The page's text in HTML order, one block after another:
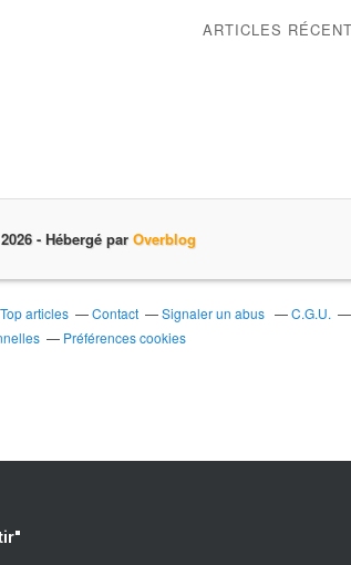
ARTICLES
- Hébergé par Overblog
Top articles Contact Signaler un abus C.G.U.
Préférences cookies